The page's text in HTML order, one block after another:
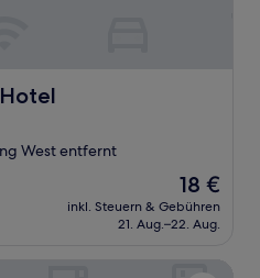
West entfernt
Der
Preis
beträgt
18 €
inkl. Steuern & Gebühren
21. Aug.–22. Aug.